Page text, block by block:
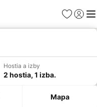
Obľúbené
Hostia a izby
2 hostia, 1 izba.
Mapa